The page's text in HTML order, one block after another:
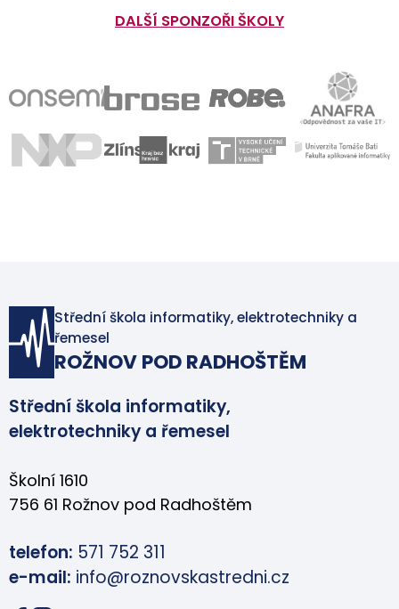
DALŠÍ SPONZOŘI ŠKOLY
Střední škola informatiky, elektrotechniky a
řemesel
ROŽNOV POD RADHOŠTĚM
Střední škola informatiky,
elektrotechniky a řemesel
Školní 1610
756 61 Rožnov pod Radhoštěm
telefon: 571 752 311
e-mail: info@roznovskastredni.cz